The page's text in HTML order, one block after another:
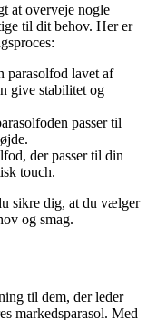
at overveje nogle
til dit behov. Her er
parasolfod lavet af
give stabilitet og
passer til
der passer til din
touch.
sikre dig, at du vælger
og smag.
til dem, der leder
markedsparasol. Med